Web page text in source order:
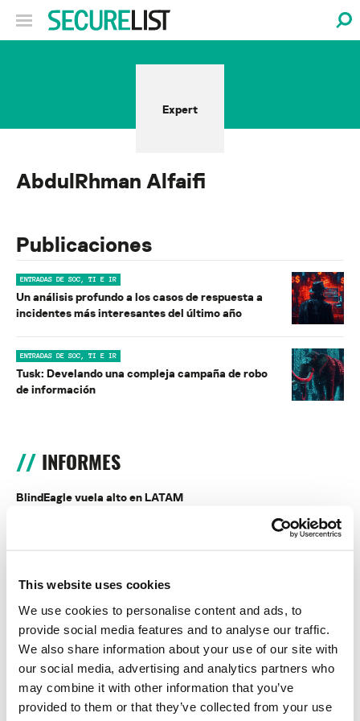
This website uses cookies
We use cookies to personalise content and ads, to
provide social media features and to analyse our traffic.
We also share information about your use of our site with
our social media, advertising and analytics partners who
may combine it with other information that you’ve
provided to them or that they’ve collected from your use
Expert
AbdulRhman Alfaifi
Publicaciones
ENTRADAS DE SOC, TI E IR
Un análisis profundo a los casos de respuesta a
incidentes más interesantes del último año
ENTRADAS DE SOC, TI E IR
Tusk: Develando una compleja campaña de robo
de información
INFORMES
BlindEagle vuela alto en LATAM
Kaspersky proporciona información sobre la actividad y los TTPs
del APT BlindEagle. Grupo que apunta a organizaciones e
Tácticas, técnicas y procedimientos (TTPs) de los grupos de
APT asiáticos modernos
MosaicRegressor: acechando en las sombras de UEFI
RevengeHotels: cibercrimen dirigido a recepciones de hotel